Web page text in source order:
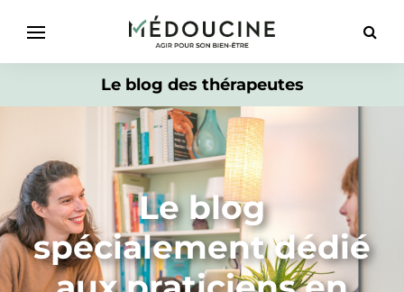
Le blog des thérapeutes
Le blog
spécialement dédié